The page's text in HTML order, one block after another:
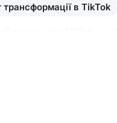
трансформації в TikTok